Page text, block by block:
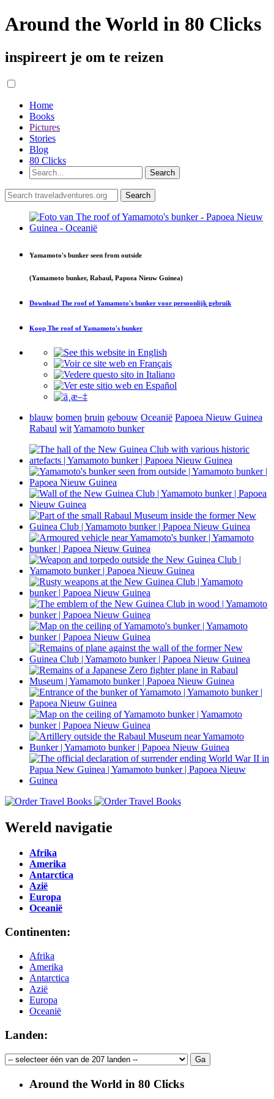
Around the World in 80 Clicks
inspireert je om te reizen
Home
Books
Pictures
Stories
Blog
80 Clicks
Yamamoto's bunker seen from outside
(Yamamoto bunker, Rabaul, Papoea Nieuw Guinea)
Download The roof of Yamamoto's bunker voor persoonlijk gebruik
Koop The roof of Yamamoto's bunker
blauw bomen bruin gebouw Oceanië Papoea Nieuw Guinea
Rabaul witYamamoto bunker
Wereld navigatie
Afrika
Amerika
Antarctica
Azië
Europa
Oceanië
Continenten:
Afrika
Amerika
Antarctica
Azië
Europa
Oceanië
Landen:
Around the World in 80 Clicks